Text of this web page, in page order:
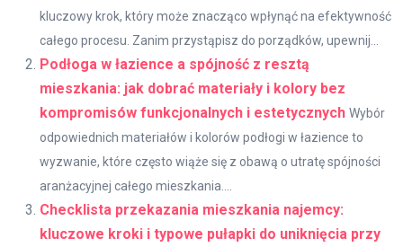
kluczowy krok, który może znacząco wpłynąć na efektywność
całego procesu. Zanim przystąpisz do porządków, upewnij...
Podłoga w łazience a spójność z resztą
mieszkania: jak dobrać materiały i kolory bez
kompromisów funkcjonalnych i estetycznych Wybór
odpowiednich materiałów i kolorów podłogi w łazience to
wyzwanie, które często wiąże się z obawą o utratę spójności
aranżacyjnej całego mieszkania....
Checklista przekazania mieszkania najemcy:
kluczowe kroki i typowe pułapki do uniknięcia przy